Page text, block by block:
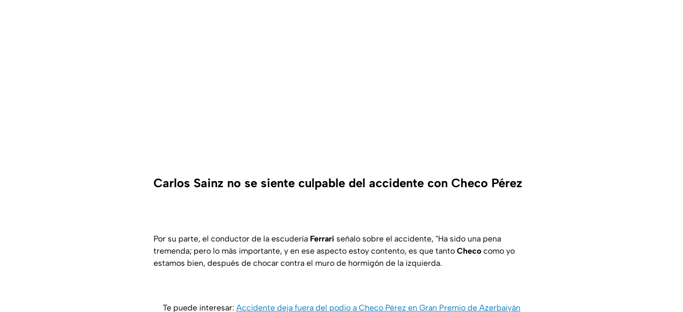
Carlos Sainz no se siente culpable del accidente con Checo Pérez
Por su parte, el conductor de la escudería Ferrari señalo sobre el accidente, "Ha sido una pena
tremenda; pero lo más importante, y en ese aspecto estoy contento, es que tanto Checo como yo
estamos bien, después de chocar contra el muro de hormigón de la izquierda.
Te puede interesar: Accidente deja fuera del podio a Checo Pérez en Gran Premio de Azerbaiyán